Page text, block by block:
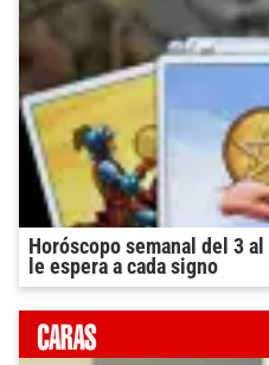
Horóscopo semanal del 3
le espera a cada signo